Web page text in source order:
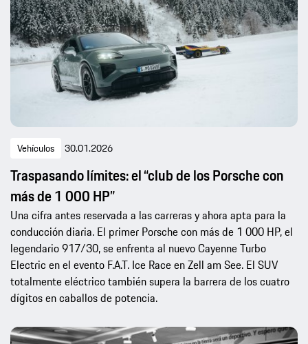
Vehículos 30.01.2026
Traspasando límites: el “club de los Porsche con
más de 1 000 HP”
Una cifra antes reservada a las carreras y ahora apta para la
conducción diaria. El primer Porsche con más de 1 000 HP, el
legendario 917/30, se enfrenta al nuevo Cayenne Turbo
Electric en el evento F.A.T. Ice Race en Zell am See. El SUV
totalmente eléctrico también supera la barrera de los cuatro
dígitos en caballos de potencia.